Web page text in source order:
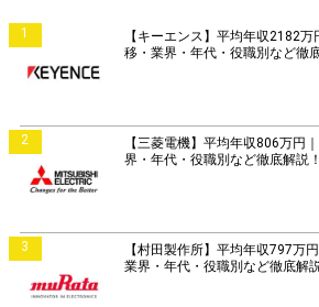
1
【キーエンス】平均年収2182万
移・業界・年代・役職別など徹
2
【三菱電機】平均年収806万円
界・年代・役職別など徹底解説！
3
【村田製作所】平均年収797万
業界・年代・役職別など徹底解